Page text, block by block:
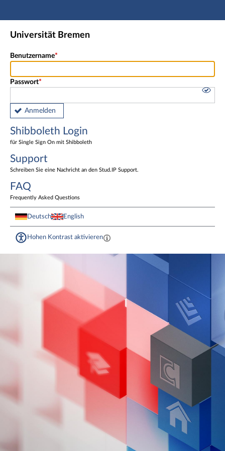
Hauptnavigation
Shibboleth Login
Universität Bremen
Benutzername
Passwort
Anmelden
Shibboleth Login
für Single Sign On mit Shibboleth
Support
Schreiben Sie eine Nachricht an den Stud.IP Support.
FAQ
Frequently Asked Questions
Deutsch English
Hohen Kontrast aktivieren